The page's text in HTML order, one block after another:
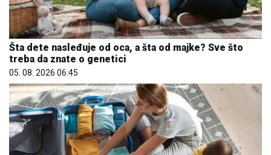
Šta dete nasleđuje od oca, a šta od majke? Sve što
treba da znate o genetici
05. 08. 2026 06:45